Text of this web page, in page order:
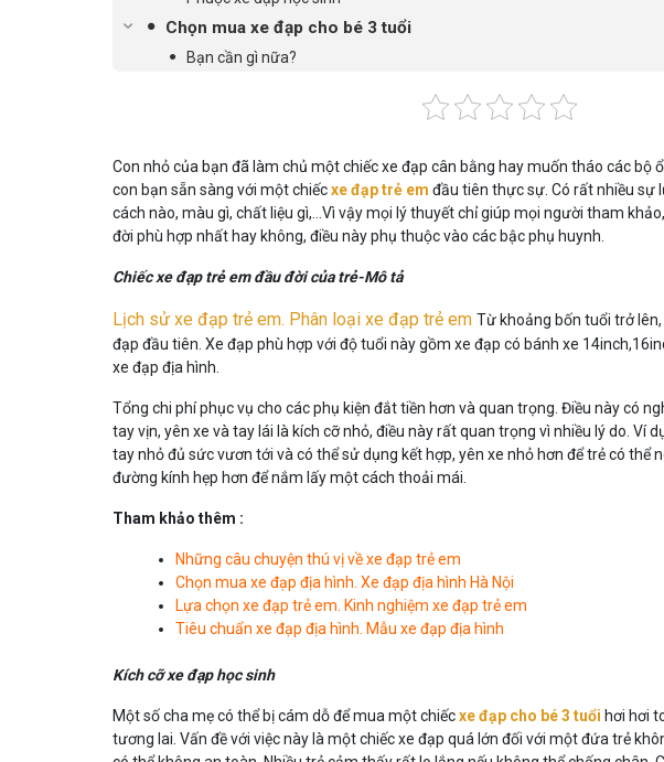
Chọn mua xe đạp cho bé 3 tuổi
Bạn cần gì nữa?
Con nhỏ của bạn đã làm chủ một chiếc xe đạp cân bằng hay muốn tháo các bộ
con bạn sẵn sàng với một chiếcxe đạp trẻ em đầu tiên thực sự. Có rất nhiều sự
cách nào, màu gì, chất liệu gì,…Vì vậy mọi lý thuyết chỉ giúp mọi người tham
đời phù hợp nhất hay không, điều này phụ thuộc vào các bậc phụ huynh.
Chiếc xe đạp trẻ em đầu đời của trẻ-Mô tả
Lịch sử xe đạp trẻ em. Phân loại xe đạp trẻ em Từ khoảng bốn tuổi trở
đạp đầu tiên. Xe đạp phù hợp với độ tuổi này gồm xe đạp có bánh xe
xe đạp địa hình.
Tổng chi phí phục vụ cho các phụ kiện đắt tiền hơn và quan trọng. Điều này có
tay vịn, yên xe và tay lái là kích cỡ nhỏ, điều này rất quan trọng vì nhiều lý do. Ví
tay nhỏ đủ sức vươn tới và có thể sử dụng kết hợp, yên xe nhỏ hơn để trẻ có thể
đường kính hẹp hơn để nắm lấy một cách thoải mái.
Tham khảo thêm :
Những câu chuyện thú vị về xe đạp trẻ em
Chọn mua xe đạp địa hình. Xe đạp địa hình Hà Nội
Lựa chọn xe đạp trẻ em. Kinh nghiệm xe đạp trẻ em
Tiêu chuẩn xe đạp địa hình. Mẫu xe đạp địa hình
Kích cỡ xe đạp học sinh
Một số cha mẹ có thể bị cám dỗ để mua một chiếcxe đạp cho bé 3 tuổi hơi hơi
tương lai. Vấn đề với việc này là một chiếc xe đạp quá lớn đối với một đứa trẻ